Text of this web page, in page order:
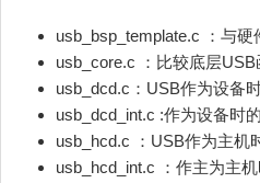
usb_bsp_template.c ：与
usb_core.c ：比较底层USB
usb_dcd.c：USB作为设备
usb_dcd_int.c :作为设备时
usb_hcd.c ：USB作为主机
usb_hcd_int.c ：作主为主